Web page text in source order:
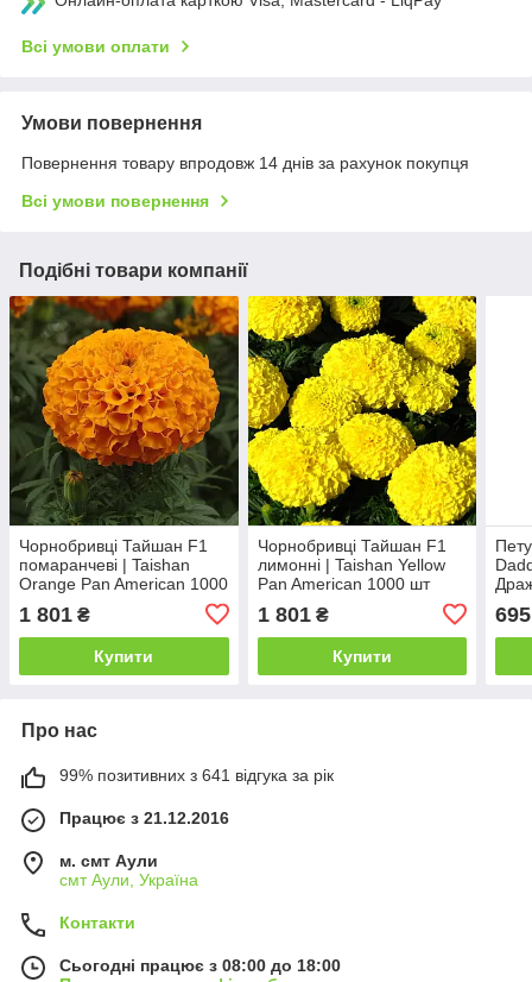
Всі умови оплати
Умови повернення
Повернення товару впродовж 14 днів за рахунок покупця
Всі умови повернення
Подібні товари компанії
Чорнобривці Тайшан F1
помаранчеві | Taishan
Orange Pan American 1000
1 801 ₴
Купити
Чорнобривці Тайшан F1
лимонні | Taishan Yellow
Pan American 1000 шт
1 801₴
Купити
695
Про нас
99% позитивних з 641 відгука за рік
Працює з 21.12.2016
м. смт Аули
смт Аули, Україна
Контакти
Сьогодні працює з 08:00 до 18:00